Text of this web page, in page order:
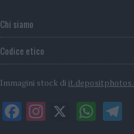
Chi siamo
Codice etico
Immagini stock di